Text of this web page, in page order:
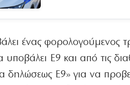
ένας φορολογούμενος
υποβάλει Ε9 και από τις
δηλώσεως Ε9» για να